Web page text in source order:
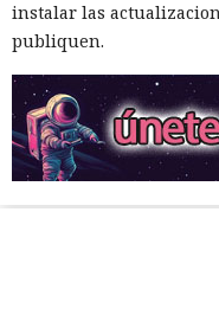
instalar las
publiquen.